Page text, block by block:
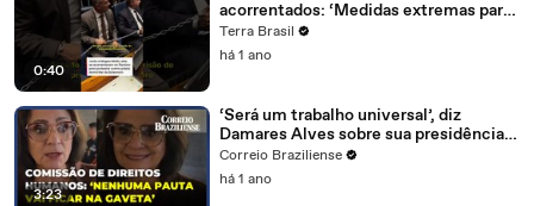
0:40
acorrentados: ‘Medidas extremas para
situações extremas’ #shorts
Terra Brasil
há 1 ano
3:23
‘Será um trabalho universal’, diz
Damares Alves sobre sua presidência
na Comissão de Direitos Humanos do
Senado
Correio Braziliense
há 1 ano